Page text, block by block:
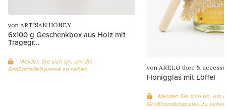
von ARTISAN HONEY
6x100 g Geschenkbox aus Holz mit
Tragegr...
Melden Sie sich an, um die
Großhandelspreise zu sehen
von ARELO thee &
Honigglas mit Löffel
Melden Sie sich an, um
Großhandelspreise zu sehen